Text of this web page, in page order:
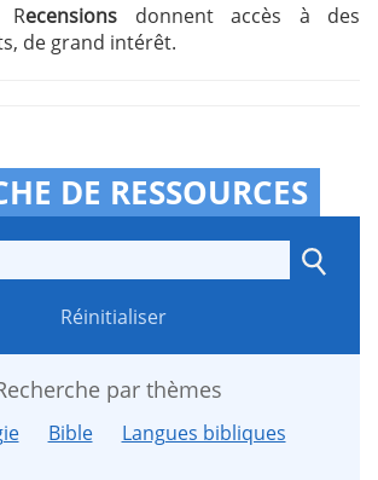
Recensions donnent accès à des
de grand intérêt.
DE RESSOURCES
Réinitialiser
par thèmes
Bible Langues bibliques